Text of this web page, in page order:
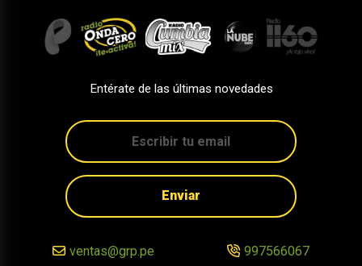
Entérate de las últimas novedades
Enviar
ventas@grp.pe 997566067